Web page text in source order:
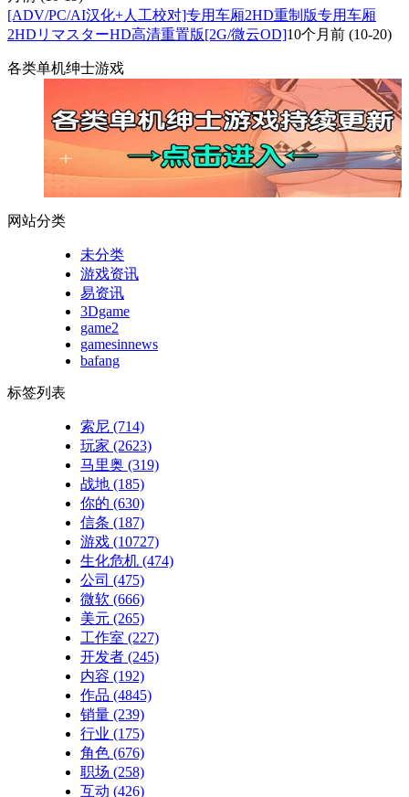
[ADV/PC/AI汉化+人工校对]专用车厢2HD重制版专用车厢
2HDリマスターHD高清重置版[2G/微云OD]10个月前 (10-20)
各类单机绅士游戏
网站分类
未分类
游戏资讯
易资讯
3Dgame
game2
gamesinnews
bafang
标签列表
索尼 (714)
玩家 (2623)
马里奥 (319)
战地 (185)
你的 (630)
信条 (187)
游戏 (10727)
生化危机 (474)
公司 (475)
微软 (666)
美元 (265)
工作室 (227)
开发者 (245)
内容 (192)
作品 (4845)
销量 (239)
行业 (175)
角色 (676)
职场 (258)
互动 (426)